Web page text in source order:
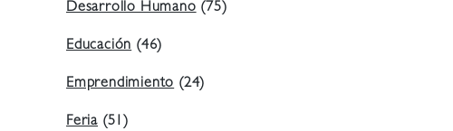
Desarrollo Humano(75)
Educación(46)
Emprendimiento(24)
Feria (51)